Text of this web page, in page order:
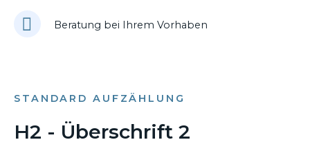
Beratung bei Ihrem Vorhaben
STANDARD AUFZÄHLUNG
H2 - Überschrift 2